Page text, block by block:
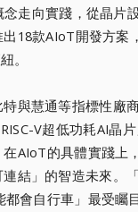
走向實踐，從晶片
18款AIoT開發方案
。
與慧通等指標性廠
V超低功耗AI晶
AIoT的具體實踐上
結」的智造未來。
會自行車」最受矚